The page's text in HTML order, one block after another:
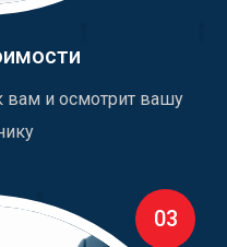
вам и осмотрит вашу
03